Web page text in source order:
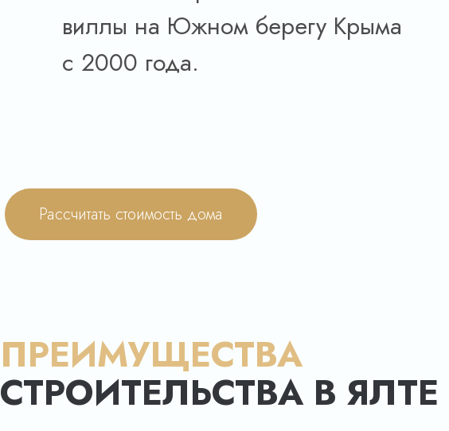
виллы на Южном берегу Крыма
с 2000 года.
Рассчитать стоимость дома
ПРЕИМУЩЕСТВА
СТРОИТЕЛЬСТВА В ЯЛТЕ